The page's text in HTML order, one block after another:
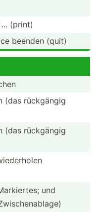
(print)
beenden (quit)
(das rückgängig
(das rückgängig
und